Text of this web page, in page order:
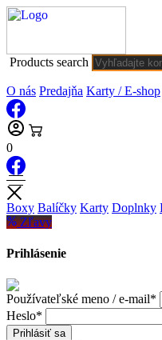
Products search
O nás Predajňa Karty / E-shop
0
Boxy Balíčky Karty Doplnky
Zľavy
Prihlásenie
Používateľské meno / e-mail*
Heslo*
Prihlásiť sa